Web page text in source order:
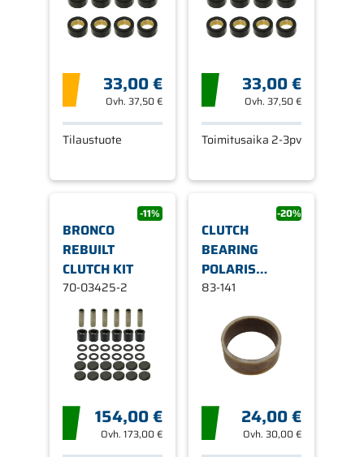
33,00 €
Ovh. 37,50 €
Tilaustuote
33,00 €
Ovh.37,50 €
Toimitusaika 2-3pv
-11%
BRONCO
REBUILT
CLUTCH KIT
70-03425-2
154,00 €
Ovh. 173,00 €
-20%
CLUTCH
BEARING
POLARIS
32,5X28,5X12,5MM
83-141
24,00 €
Ovh.30,00 €